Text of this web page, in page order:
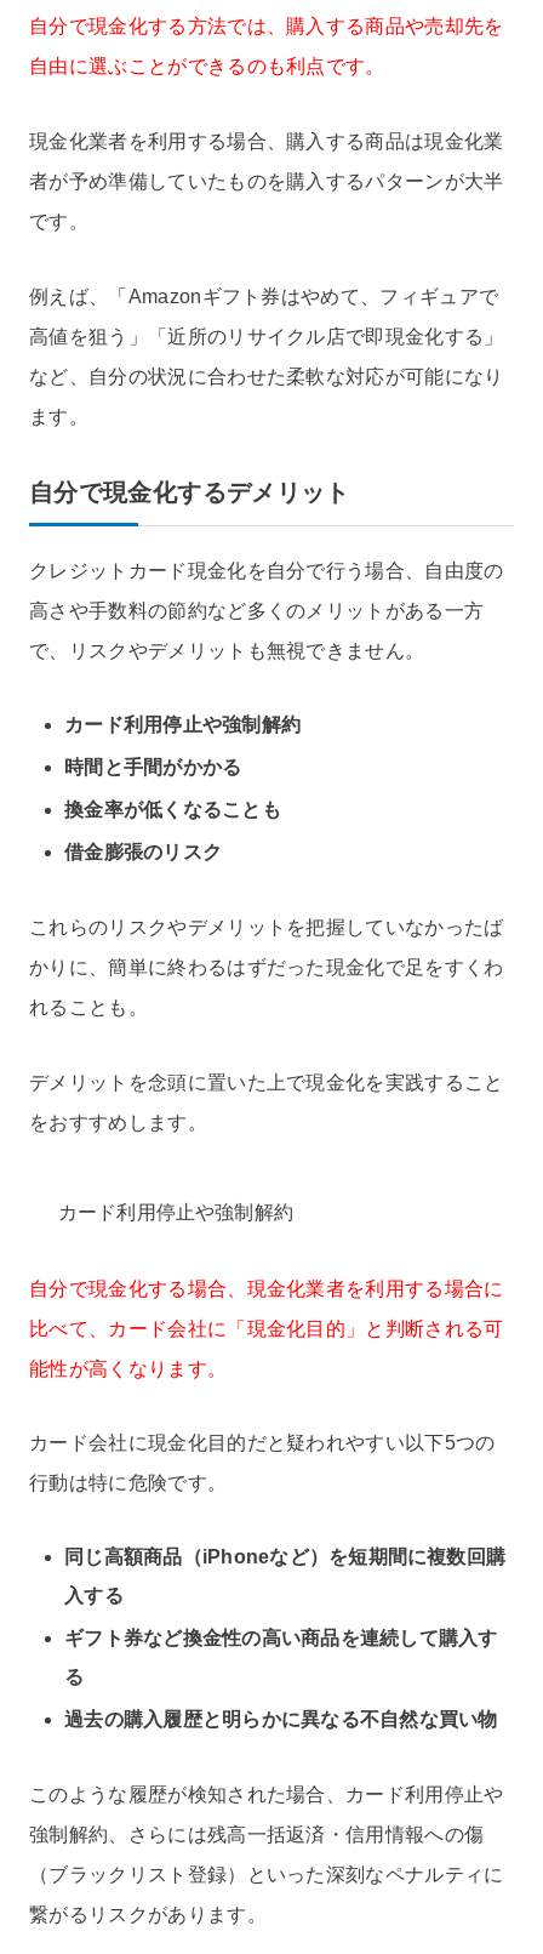
自分で現金化する方法では、購入する商品や売却先を
自由に選ぶことができるのも利点です。
現金化業者を利用する場合、購入する商品は現金化業
者が予め準備していたものを購入するパターンが大半
です。
例えば、「Amazonギフト券はやめて、フィギュアで
高値を狙う」「近所のリサイクル店で即現金化する」
など、自分の状況に合わせた柔軟な対応が可能になり
ます。
自分で現金化するデメリット
クレジットカード現金化を自分で行う場合、自由度の
高さや手数料の節約など多くのメリットがある一方
で、リスクやデメリットも無視できません。
カード利用停止や強制解約
時間と手間がかかる
換金率が低くなることも
借金膨張のリスク
これらのリスクやデメリットを把握していなかったば
かりに、簡単に終わるはずだった現金化で足をすくわ
れることも。
デメリットを念頭に置いた上で現金化を実践すること
をおすすめします。
カード利用停止や強制解約
自分で現金化する場合、現金化業者を利用する場合に
比べて、カード会社に「現金化目的」と判断される可
能性が高くなります。
カード会社に現金化目的だと疑われやすい以下5つの
行動は特に危険です。
同じ高額商品（iPhoneなど）を短期間に複数回購
入する
ギフト券など換金性の高い商品を連続して購入す
る
過去の購入履歴と明らかに異なる不自然な買い物
このような履歴が検知された場合、カード利用停止や
強制解約、さらには残高一括返済・信用情報への傷
（ブラックリスト登録）といった深刻なペナルティに
繋がるリスクがあります。